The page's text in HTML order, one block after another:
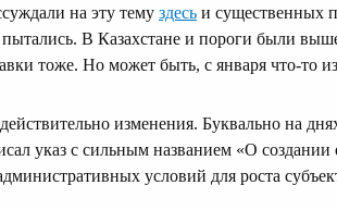
на эту тему здесь и существенных
В Казахстане и пороги были
тоже. Но может быть, с января что-то
изменения. Буквально на
указ с сильным названием «О
условий для роста